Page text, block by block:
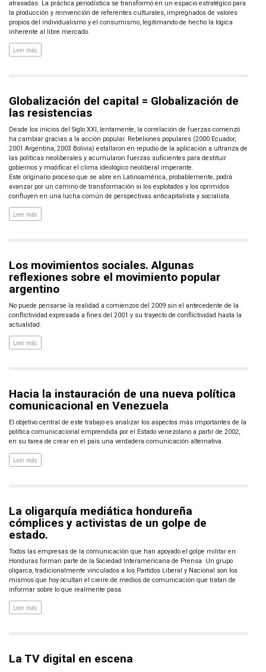
atrasadas. La práctica periodística se transformó en un espacio estratégico para
la producción y reinvención de referentes culturales, impregnados de valores
propios del individualismo y el consumismo, legitimando de hecho la lógica
inherente al libre mercado.
Leer más
Globalización del capital = Globalización de
las resistencias
Desde los inicios del Siglo XXI, lentamente, la correlación de fuerzas comenzó
ha cambiar gracias a la acción popular. Rebeliones populares (2000 Ecuador,
2001 Argentina, 2003 Bolivia) estallaron en repudio de la aplicación a ultranza de
las políticas neoliberales y acumularon fuerzas suficientes para destituir
gobiernos y modificar el clima ideológico neoliberal imperante.
Este originario proceso que se abre en Latinoamérica, probablemente, podrá
avanzar por un camino de transformación si los explotados y los oprimidos
confluyen en una lucha común de perspectivas anticapitalista y socialista.
Leer más
Los movimientos sociales. Algunas
reflexiones sobre el movimiento popular
argentino
No puede pensarse la realidad a comienzos del 2009 sin el antecedente de la
conflictividad expresada a fines del 2001 y su trayecto de conflictividad hasta la
actualidad.
Leer más
Hacia la instauración de una nueva política
comunicacional en Venezuela
El objetivo central de este trabajo es analizar los aspectos más importantes de la
política comunicacional emprendida por el Estado venezolano a partir de 2002,
en su tarea de crear en el país una verdadera comunicación alternativa.
Leer más
La oligarquía mediática hondureña
cómplices y activistas de un golpe de
estado.
Todos las empresas de la comunicación que han apoyado el golpe militar en
Honduras forman parte de la Sociedad Interamericana de Prensa. Un grupo
oligarca, tradicionalmente vinculados a los Partidos Liberal y Nacional son los
mismos que hoy ocultan el cierre de medios de comunicación que tratan de
informar sobre lo que realmente pasa.
Leer más
La TV digital en escena